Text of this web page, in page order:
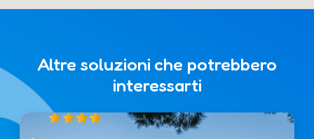
Altre soluzioni che potrebbero
interessarti